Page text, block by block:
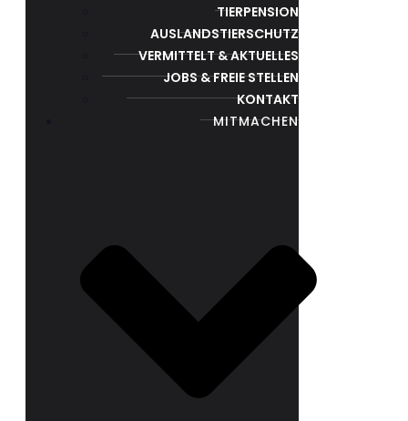
TIERPENSION
AUSLANDSTIERSCHUTZ
VERMITTELT & AKTUELLES
JOBS & FREIE STELLEN
KONTAKT
MITMACHEN